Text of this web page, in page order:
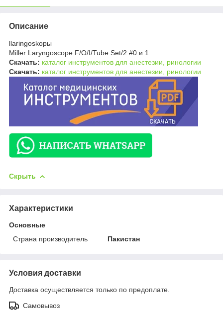
Описание
llaringoskopы
Miller Laryngoscope F/O/I/Tube Set/2 #0 и 1
Скачать: каталог инструментов для анестезии, ринологии
Скачать: каталог инструментов для анестезии, ринологии
Скрыть
Характеристики
Основные
Страна производитель
Пакистан
Условия доставки
Доставка осуществляется только по предоплате.
Самовывоз